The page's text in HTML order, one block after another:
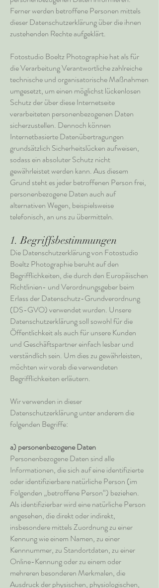
Ferner werden betroffene Personen mittels
dieser Datenschutzerklärung über die ihnen
zustehenden Rechte aufgeklärt.
Fotostudio Boeltz Photographie hat als für
die Verarbeitung Verantwortliche zahlreiche
technische und organisatorische Maßnahmen
umgesetzt, um einen möglichst lückenlosen
Schutz der über diese Internetseite
verarbeiteten personenbezogenen Daten
sicherzustellen. Dennoch können
Internetbasierte Datenübertragungen
grundsätzlich Sicherheitslücken aufweisen,
sodass ein absoluter Schutz nicht
gewährleistet werden kann. Aus diesem
Grund steht es jeder betroffenen Person frei,
personenbezogene Daten auch auf
alternativen Wegen, beispielsweise
telefonisch, an uns zu übermitteln.
1. Begriffsbestimmungen
Die Datenschutzerklärung von Fotostudio
Boeltz Photographie beruht auf den
Begrifflichkeiten, die durch den Europäischen
Richtlinien- und Verordnungsgeber beim
Erlass der Datenschutz-Grundverordnung
(DS-GVO) verwendet wurden. Unsere
Datenschutzerklärung soll sowohl für die
Öffentlichkeit als auch für unsere Kunden
und Geschäftspartner einfach lesbar und
verständlich sein. Um dies zu gewährleisten,
möchten wir vorab die verwendeten
Begrifflichkeiten erläutern.
Wir verwenden in dieser
Datenschutzerklärung unter anderem die
folgenden Begriffe:
a) personenbezogene Daten
Personenbezogene Daten sind alle
Informationen, die sich auf eine identifizierte
oder identifizierbare natürliche Person (im
Folgenden „betroffene Person“) beziehen.
Als identifizierbar wird eine natürliche Person
angesehen, die direkt oder indirekt,
insbesondere mittels Zuordnung zu einer
Kennung wie einem Namen, zu einer
Kennnummer, zu Standortdaten, zu einer
Online-Kennung oder zu einem oder
mehreren besonderen Merkmalen, die
Ausdruck der physischen, physiologischen,